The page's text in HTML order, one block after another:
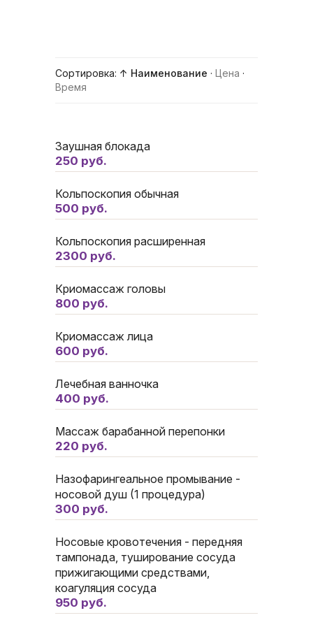
Сортировка: ↑ Наименование · Цена ·
Время
Заушная блокада
250 руб.
Кольпоскопия обычная
500 руб.
Кольпоскопия расширенная
2300 руб.
Криомассаж головы
800 руб.
Криомассаж лица
600 руб.
Лечебная ванночка
400 руб.
Массаж барабанной перепонки
220 руб.
Назофарингеальное промывание -
носовой душ (1 процедура)
300 руб.
Носовые кровотечения - передняя
тампонада, туширование сосуда
прижигающими средствами,
коагуляция сосуда
950 руб.